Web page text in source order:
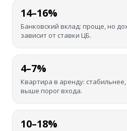
14–16%
Банковский вклад: проще, но
зависит от ставки ЦБ.
4–7%
Квартира в аренду:
выше порог входа.
10–18%